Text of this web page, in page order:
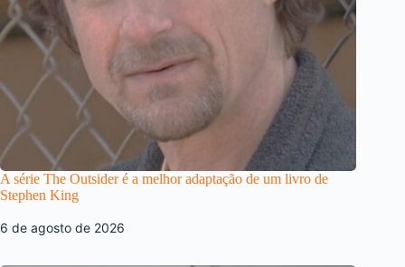
A série The Outsider é a melhor adaptação de um livro de
Stephen King
6 de agosto de 2026